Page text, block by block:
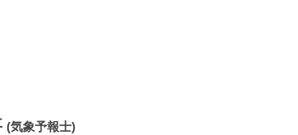
(気象予報士)